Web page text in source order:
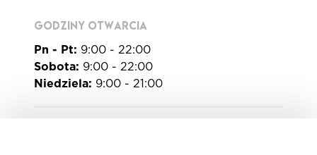
GODZINY OTWARCIA
Pn - Pt: 9:00 - 22:00
Sobota: 9:00 - 22:00
Niedziela: 9:00 - 21:00